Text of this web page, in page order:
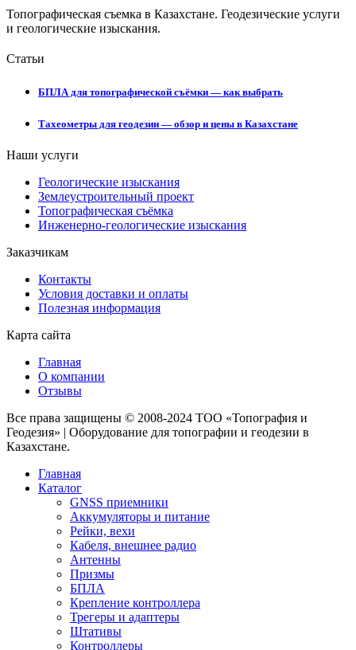
Топографическая съемка в Казахстане. Геодезические услуги
и геологические изыскания.
Статьи
БПЛА для топографической съёмки — как выбрать
Тахеометры для геодезии — обзор и цены в Казахстане
Наши услуги
Геологические изыскания
Землеустроительный проект
Топографическая съёмка
Инженерно-геологические изыскания
Заказчикам
Контакты
Условия доставки и оплаты
Полезная информация
Карта сайта
Главная
О компании
Отзывы
Все права защищены © 2008-2024 ТОО «Топография и
Геодезия» | Оборудование для топографии и геодезии в
Казахстане.
Главная
Каталог
GNSS приемники
Аккумуляторы и питание
Рейки, вехи
Кабеля, внешнее радио
Антенны
Призмы
БПЛА
Крепление контроллера
Трегеры и адаптеры
Штативы
Контроллеры